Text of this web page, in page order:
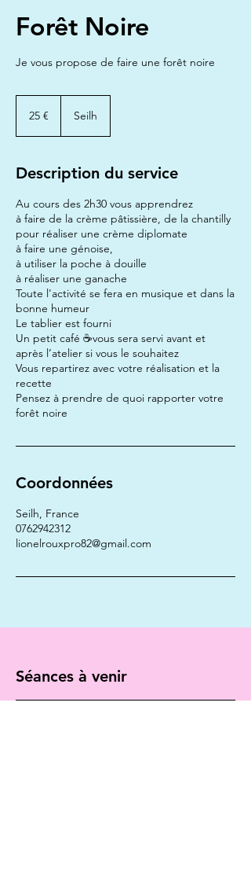
Forêt Noire
Je vous propose de faire une forêt noire
25 € Seilh
Description du service
Au cours des 2h30 vous apprendrez
à faire de la crème pâtissière, de la chantilly
pour réaliser une crème diplomate
à faire une génoise,
à utiliser la poche à douille
à réaliser une ganache
Toute l'activité se fera en musique et dans la
bonne humeur
Le tablier est fourni
Un petit café ☕️vous sera servi avant et
après l’atelier si vous le souhaitez
Vous repartirez avec votre réalisation et la
recette
Pensez à prendre de quoi rapporter votre
forêt noire
Coordonnées
Seilh, France
0762942312
lionelrouxpro82@gmail.com
Séances à venir